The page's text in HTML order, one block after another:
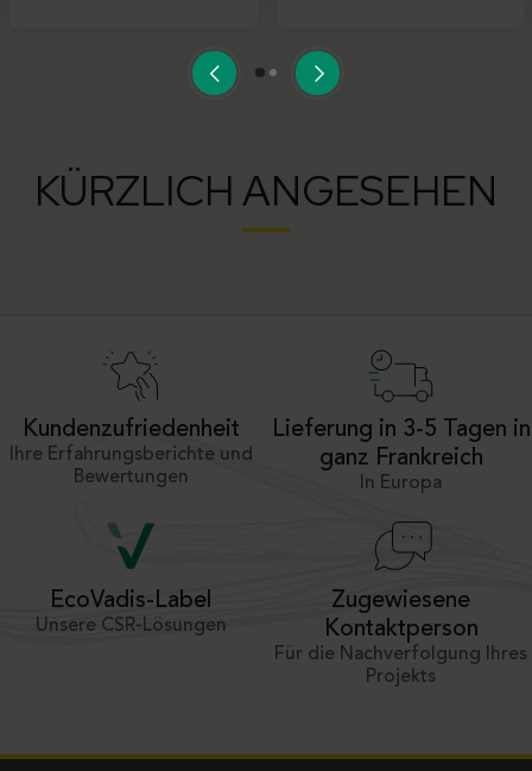
KÜRZLICH ANGESEHEN
Kundenzufriedenheit
Ihre Erfahrungsberichte und
Bewertungen
Lieferung in 3-5 Tagen in
ganz Frankreich
In Europa
EcoVadis-Label
Unsere CSR-Lösungen
Zugewiesene
Kontaktperson
Für die Nachverfolgung Ihres
Projekts